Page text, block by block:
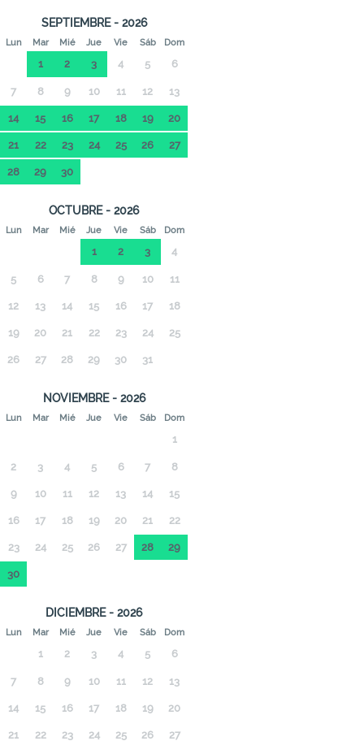
SEPTIEMBRE - 2026
Lun Mar Mié Jue Vie Sáb Dom
1 2 3 4 5 6
7 8 9 10 11 12 13
14 15 16 17 18 19 20
21 22 23 24 25 26 27
28 29 30
OCTUBRE - 2026
Lun Mar Mié Jue Vie Sáb Dom
1 2 3 4
5 6 7 8 9 10 11
12 13 14 15 16 17 18
19 20 21 22 23 24 25
26 27 28 29 30 31
NOVIEMBRE - 2026
Lun Mar Mié Jue Vie Sáb Dom
1
2 3 4 5 6 7 8
9 10 11 12 13 14 15
16 17 18 19 20 21 22
23 24 25 26 27 28 29
30
DICIEMBRE - 2026
Lun Mar Mié Jue Vie Sáb Dom
1 2 3 4 5 6
7 8 9 10 11 12 13
14 15 16 17 18 19 20
21 22 23 24 25 26 27